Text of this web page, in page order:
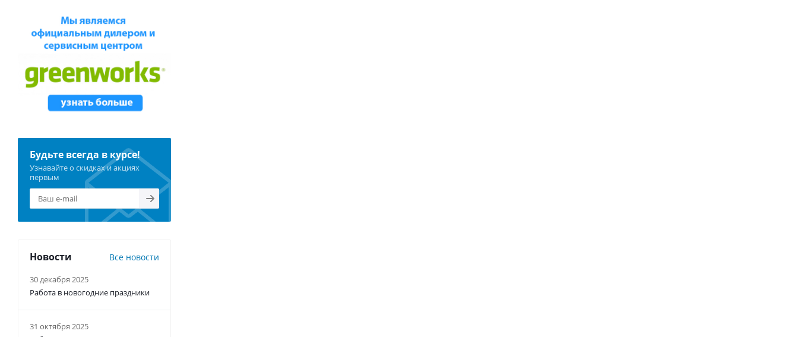
Будьте всегда в курсе!
Узнавайте о скидках и акциях
первым
Новости Все новости
30 декабря 2025
Работа в новогодние праздники
31 октября 2025